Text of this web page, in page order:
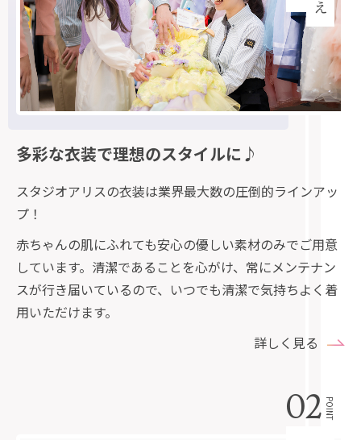
多彩な衣装で理想のスタイルに♪
スタジオアリスの衣装は業界最大数の圧倒的ラインアッ
プ！
赤ちゃんの肌にふれても安心の優しい素材のみでご用意
しています。清潔であることを心がけ、常にメンテナン
スが行き届いているので、いつでも清潔で気持ちよく着
用いただけます。
詳しく見る
02 POINT